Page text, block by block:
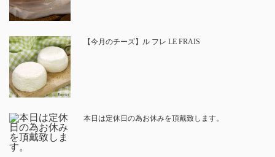
【今月のチーズ】ル フレ LE FRAIS
本日は定休日の為お休みを頂戴致します。